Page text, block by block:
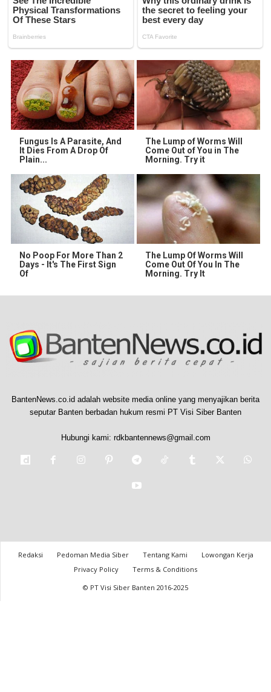
Fungus Is A Parasite, And
It Dies From A Drop Of
Plain...
The Lump of Worms Will
Come Out of You in The
Morning. Try it
No Poop For More Than 2
Days - It's The First Sign
Of
The Lump Of Worms Will
Come Out Of You In The
Morning. Try It
BantenNews.co.id adalah website media online yang menyajikan berita
seputar Banten berbadan hukum resmi PT Visi Siber Banten
Hubungi kami: rdkbantennews@gmail.com
Redaksi Pedoman Media Siber Tentang Kami
Lowongan Kerja
Privacy Policy
Terms & Conditions
© PT Visi Siber Banten 2016-2025